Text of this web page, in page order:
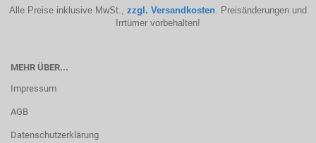
Alle Preise inklusive MwSt., zzgl. Versandkosten. Preisänderungen und
Irrtümer vorbehalten!
MEHR ÜBER...
Impressum
AGB
Datenschutzerklärung